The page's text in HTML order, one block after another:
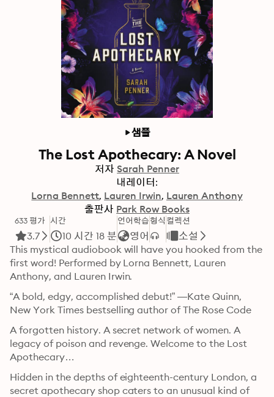
샘플
The Lost Apothecary: A Novel
저자 Sarah Penner
내레이터:
Lorna Bennett Lauren Irwin Lauren Anthony
출판사 Park Row Books
633 평가
3.7
시간
10 시간 18 분
언어학습
영어
형식 컬렉션
소설
This mystical audiobook will have you hooked from the
first word! Performed by Lorna Bennett, Lauren
Anthony, and Lauren Irwin.
“A bold, edgy, accomplished debut!” —Kate Quinn,
New York Times bestselling author of The Rose Code
A forgotten history. A secret network of women. A
legacy of poison and revenge. Welcome to the Lost
Apothecary…
Hidden in the depths of eighteenth-century London, a
secret apothecary shop caters to an unusual kind of